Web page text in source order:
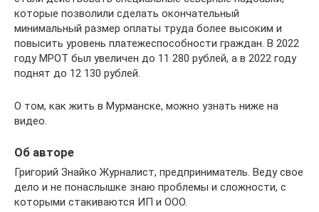
которые позволили сделать окончательный
минимальный размер оплаты труда более высоким и
повысить уровень платежеспособности граждан. В 2022
году МРОТ был увеличен до 11 280 рублей, а в 2022 году
поднят до 12 130 рублей.
О том, как жить в Мурманске, можно узнать ниже на
видео.
Об авторе
Григорий Знайко Журналист, предприниматель. Веду свое
дело и не понаслышке знаю проблемы и сложности, с
которыми стакиваются ИП и ООО.